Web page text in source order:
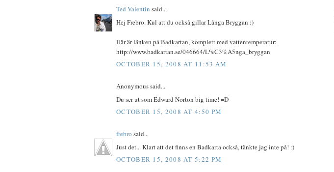
Ted Valentin said...
Hej Frebro. Kul att du också gillar Långa Bryggan :)
Här är länken på Badkartan, komplett med vattentemperatur:
http://www.badkartan.se/046664/L%C3%A5nga_bryggan
OCTOBER 15, 2008 AT 11:53 AM
Anonymous said...
Du ser ut som Edward Norton big time! =D
OCTOBER 15, 2008 AT 4:50 PM
frebro said...
Just det... Klart att det finns en Badkarta också, tänkte jag inte på! :)
OCTOBER 15, 2008 AT 5:22 PM